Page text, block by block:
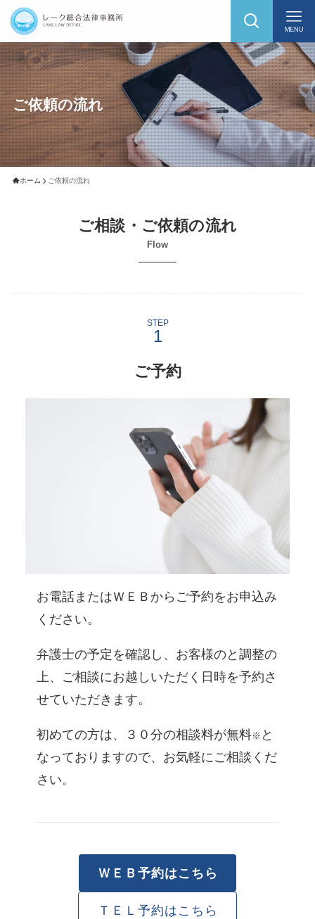
MENU
ご依頼の流れ
ホーム ご依頼の流れ
ご相談・ご依頼の流れ
Flow
STEP
ご予約
お電話またはＷＥＢからご予約をお申込み
ください。
弁護士の予定を確認し、お客様のと調整の
上、ご相談にお越しいただく日時を予約さ
せていただきます。
初めての方は、３０分の相談料が無料※ と
なっておりますので、お気軽にご相談くだ
さい。
ＷＥＢ予約はこちら
ＴＥＬ予約はこちら